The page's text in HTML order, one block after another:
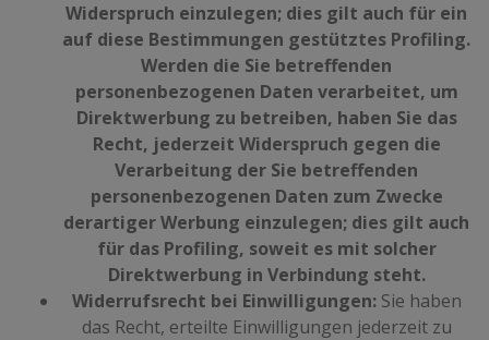
Widerspruch einzulegen; dies gilt auch für ein
auf diese Bestimmungen gestütztes Profiling.
Werden die Sie betreffenden
personenbezogenen Daten verarbeitet, um
Direktwerbung zu betreiben, haben Sie das
Recht, jederzeit Widerspruch gegen die
Verarbeitung der Sie betreffenden
personenbezogenen Daten zum Zwecke
derartiger Werbung einzulegen; dies gilt auch
für das Profiling, soweit es mit solcher
Direktwerbung in Verbindung steht.
Widerrufsrecht bei Einwilligungen:Sie haben
das Recht, erteilte Einwilligungen jederzeit zu